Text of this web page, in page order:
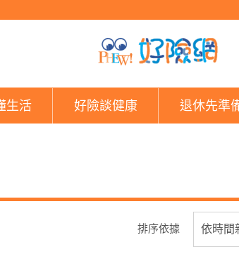
生活 好險談健康 退休先準
排序依據